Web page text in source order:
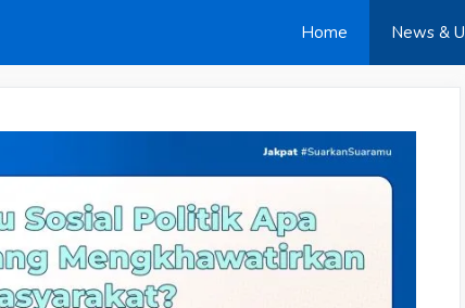
Home News &